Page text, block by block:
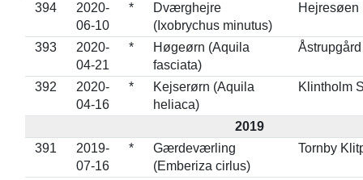
394
2020-
06-10
*
Dværghejre
(Ixobrychus minutus)
Hejresøen
393
2020-
04-21
*
Høgeørn (Aquila
fasciata)
392
2020-
04-16
*
Kejserørn (Aquila
heliaca)
Klintholm
2019
391
2019-
07-16
*
Gærdeværling
(Emberiza cirlus)
Tornby